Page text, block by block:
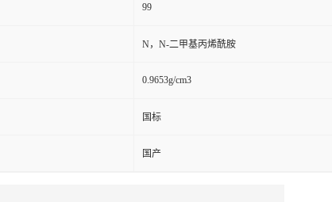
99
N，N-二甲基丙烯酰胺
0.9653g/cm3
国标
国产